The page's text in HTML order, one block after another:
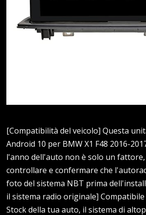
[Compatibilità del veicolo] Questa
Android 10 per BMW X1 F48 2016-
l'anno dell'auto non è solo un
controllare e confermare che
foto del sistema NBT prima
il sistema radio originale]
Stock della tua auto, il sistema di